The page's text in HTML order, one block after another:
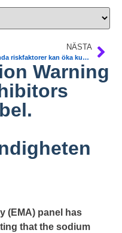
NÄSTA
Kända riskfaktorer kan öka kunskap om hjärtsjukdom. Avhandling. Klas Gränsbo
Warning
(EMA) panel has
that the sodium